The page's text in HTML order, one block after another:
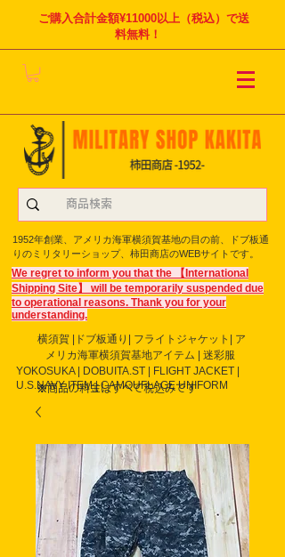
ご購入合計金額¥11000以上（税込）で送
料無料！
1952年創業、アメリカ海軍横須賀基地の目の前、ドブ板通
りのミリタリーショップ、柿田商店のWEBサイトです。
We regret to inform you that the 【International
Shipping Site】 will be temporarily suspended due
to operational reasons. Thank you for your
understanding.
横須賀 |ドブ板通り| フライト ジャケット| ア
メリカ海軍横須賀基地アイテム | 迷彩服
YOKOSUKA | DOBUITA.ST | FLIGHT JACKET |
U.S.NAVY ITEM | CAMOUFLAGE UNIFORM
※商品の料金はすべて税込みです